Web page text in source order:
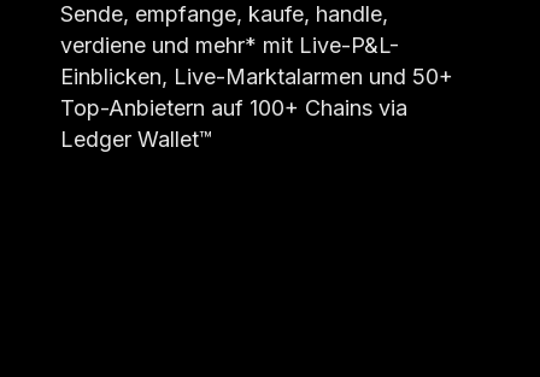
Sende, empfange, kaufe, handle,
verdiene und mehr* mit Live-P&L-
Einblicken, Live-Marktalarmen und 50+
Top-Anbietern auf 100+ Chains via
Ledger Wallet™